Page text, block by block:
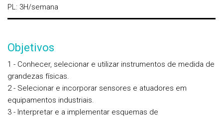
PL: 3H/semana
Objetivos
1 - Conhecer, selecionar e utilizar instrumentos de medida de
grandezas físicas.
2 - Selecionar e incorporar sensores e atuadores em
equipamentos industriais.
3 - Interpretar e a implementar esquemas de